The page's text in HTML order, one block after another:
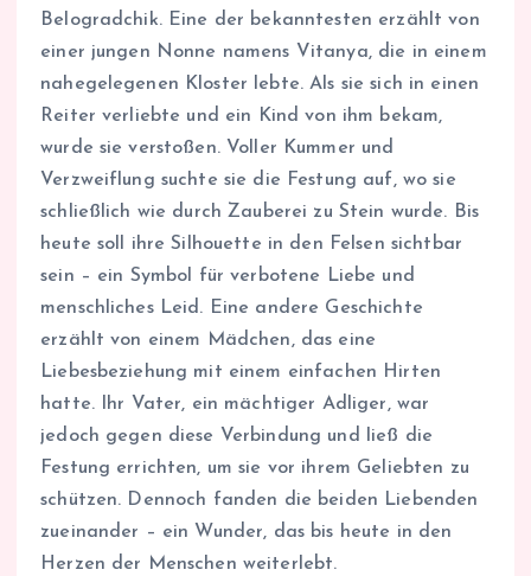
Belogradchik. Eine der bekanntesten erzählt von
einer jungen Nonne namens Vitanya, die in einem
nahegelegenen Kloster lebte. Als sie sich in einen
Reiter verliebte und ein Kind von ihm bekam,
wurde sie verstoßen. Voller Kummer und
Verzweiflung suchte sie die Festung auf, wo sie
schließlich wie durch Zauberei zu Stein wurde. Bis
heute soll ihre Silhouette in den Felsen sichtbar
sein – ein Symbol für verbotene Liebe und
menschliches Leid. Eine andere Geschichte
erzählt von einem Mädchen, das eine
Liebesbeziehung mit einem einfachen Hirten
hatte. Ihr Vater, ein mächtiger Adliger, war
jedoch gegen diese Verbindung und ließ die
Festung errichten, um sie vor ihrem Geliebten zu
schützen. Dennoch fanden die beiden Liebenden
zueinander – ein Wunder, das bis heute in den
Herzen der Menschen weiterlebt.